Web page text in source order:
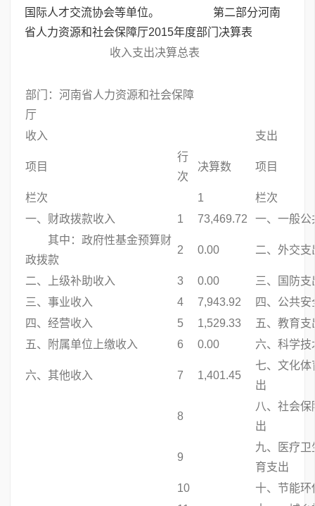
国际人才交流协会等单位。 第二部分河南
省人力资源和社会保障厅2015年度部门决算表
收入支出决算总表
部门：河南省人力资源和社会保障
厅
收入
支出
项目
行
次
决算数 项目
栏次 1
栏次
一、财政拨款收入
1 73,469.72
一、一般公
其中：政府性基金预算财
政拨款
2 0.00 二、外交支
二、上级补助收入 3 0.00
三、国防支
三、事业收入
4 7,943.92
四、公共安
四、经营收入
5 1,529.33
五、教育支
五、附属单位上缴收入
6 0.00 六、科学技
六、其他收入 7 1,401.45
七、文化体
出
8
八、社会保
出
9
九、医疗卫
育支出
10
十、节能环